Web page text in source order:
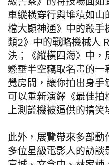
級警察》的特技場面如
車縱橫穿行與堆積如山
檔大顯神通》中的殺手
類2》中的戰略機械人
決；《縱橫四海》中，
懸垂半空竊取名畫的一
覺房間，讓你拍出身手
可以重新演繹《最佳拍
上測謊機被逼供的搞笑
此外，展覽帶來多部動
多位星級電影人的訪談